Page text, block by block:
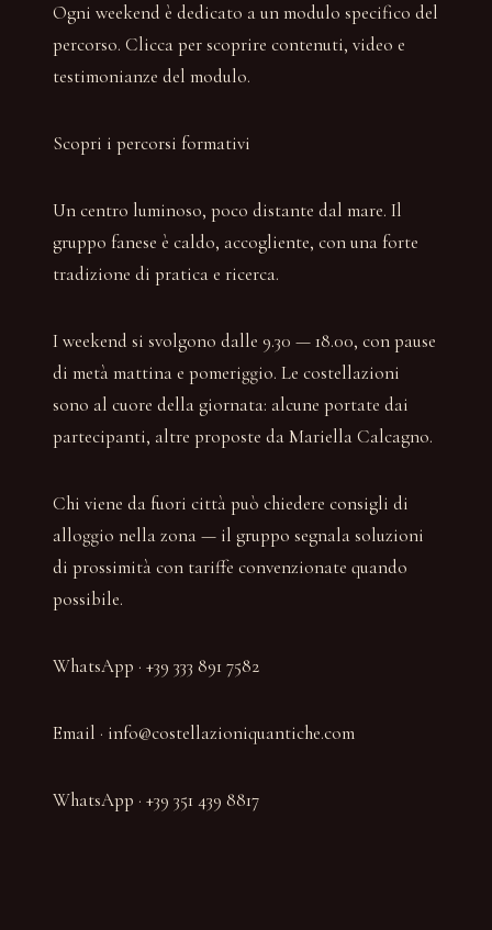
Ogni weekend è dedicato a un modulo specifico del
percorso. Clicca per scoprire contenuti, video e
testimonianze del modulo.
Scopri i percorsi formativi
Un centro luminoso, poco distante dal mare. Il
gruppo fanese è caldo, accogliente, con una forte
tradizione di pratica e ricerca.
I weekend si svolgono dalle 9.30 — 18.00, con pause
di metà mattina e pomeriggio. Le costellazioni
sono al cuore della giornata: alcune portate dai
partecipanti, altre proposte da Mariella Calcagno.
Chi viene da fuori città può chiedere consigli di
alloggio nella zona — il gruppo segnala soluzioni
di prossimità con tariffe convenzionate quando
possibile.
WhatsApp · +39 333 891 7582
Email · info@costellazioniquantiche.com
WhatsApp · +39 351 439 8817